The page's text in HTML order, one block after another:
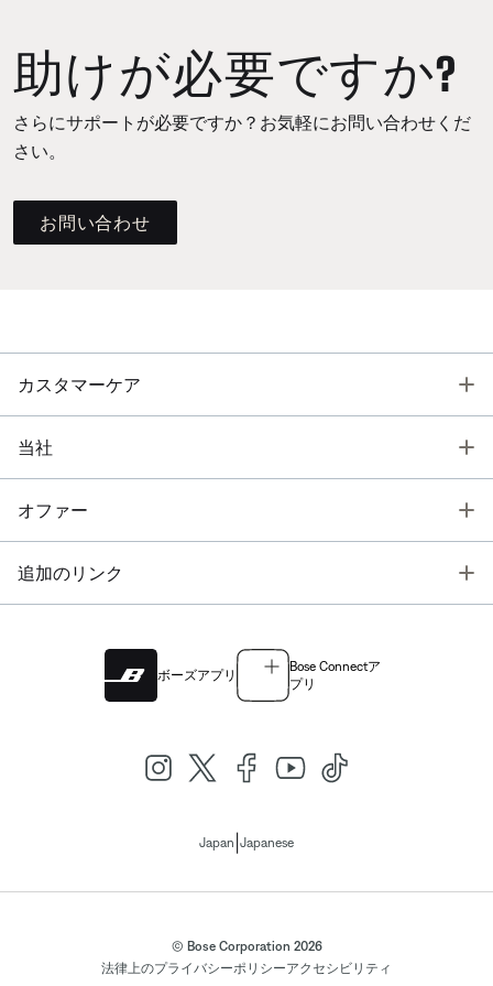
助けが必要ですか?
さらにサポートが必要ですか？お気軽にお問い合わせくだ
さい。
お問い合わせ
カスタマーケア
当社
オファー
追加のリンク
ボーズアプリ
Bose Connectア
プリ
Japan Japanese
© Bose Corporation 2026
法律上のプライバシーポリシーアクセシビリティ